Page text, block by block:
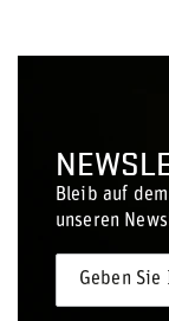
Bleib auf
unseren
Geben